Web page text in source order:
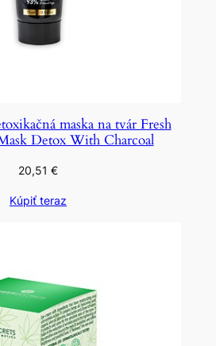
maska na tvár Fresh
Detox With Charcoal
20,51 €
Kúpiť teraz